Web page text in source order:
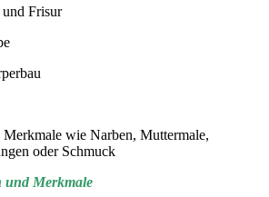
Frisur
Merkmale wie Narben, Muttermale,
oder Schmuck
und Merkmale